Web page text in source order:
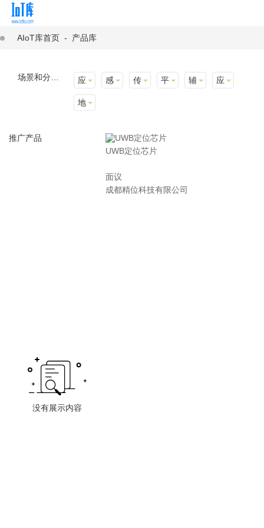
AIoT库首页 - 产品库
应用场景 感知层 传输层 平台层 辅助产品与材料 应用终端
地址选择
推广产品
UWB定位芯片
面议
成都精位科技有限公司